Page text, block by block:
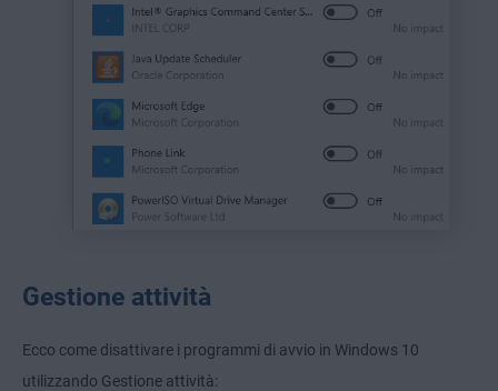
Gestione attività
Ecco come disattivare i programmi di avvio in Windows 10
utilizzando Gestione attività: